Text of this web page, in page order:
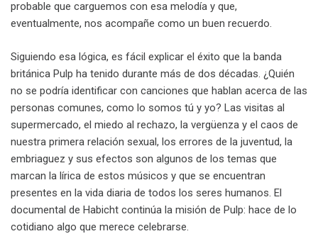
probable que carguemos con esa melodía y que,
eventualmente, nos acompañe como un buen recuerdo.
Siguiendo esa lógica, es fácil explicar el éxito que la banda
británica Pulp ha tenido durante más de dos décadas. ¿Quién
no se podría identificar con canciones que hablan acerca de las
personas comunes, como lo somos tú y yo? Las visitas al
supermercado, el miedo al rechazo, la vergüenza y el caos de
nuestra primera relación sexual, los errores de la juventud, la
embriaguez y sus efectos son algunos de los temas que
marcan la lírica de estos músicos y que se encuentran
presentes en la vida diaria de todos los seres humanos. El
documental de Habicht continúa la misión de Pulp: hace de lo
cotidiano algo que merece celebrarse.